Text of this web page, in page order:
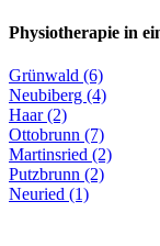
Physiotherapie in
Grünwald (6)
Neubiberg (4)
Haar (2)
Ottobrunn (7)
Martinsried (2)
Putzbrunn (2)
Neuried (1)